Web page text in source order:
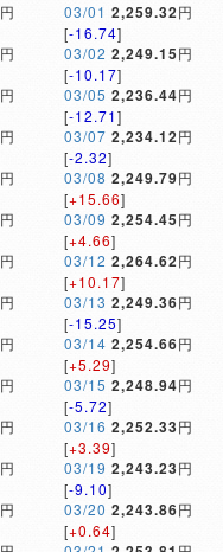
円
円
円
円
円
円
円
円
円
円
円
円
円
03/01 2,259.32円
[-16.74]
03/02 2,249.15円
[-10.17]
03/05 2,236.44円
[-12.71]
03/07 2,234.12円
[-2.32]
03/08 2,249.79円
[+15.66]
03/09 2,254.45円
[+4.66]
03/12 2,264.62円
[+10.17]
03/13 2,249.36円
[-15.25]
03/14 2,254.66円
[+5.29]
03/15 2,248.94円
[-5.72]
03/16 2,252.33円
[+3.39]
03/19 2,243.23円
[-9.10]
03/20 2,243.86円
[+0.64]